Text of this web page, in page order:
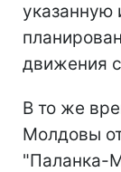
движения
В то же
Молдовы
"Паланка-